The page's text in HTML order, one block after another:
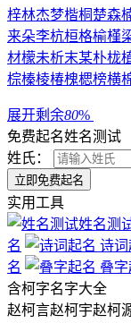
梓林杰梦楷桐 楚森
来朵李杭桓格榆槿
材檬未析末某朴栊
棕榛棱椿槐楒榜横
展开剩余80%
免费起名姓名测试
姓氏：
实用工具
姓名测
名
诗词
名
叠字
含柯字名字大全
赵柯言赵柯宇赵柯